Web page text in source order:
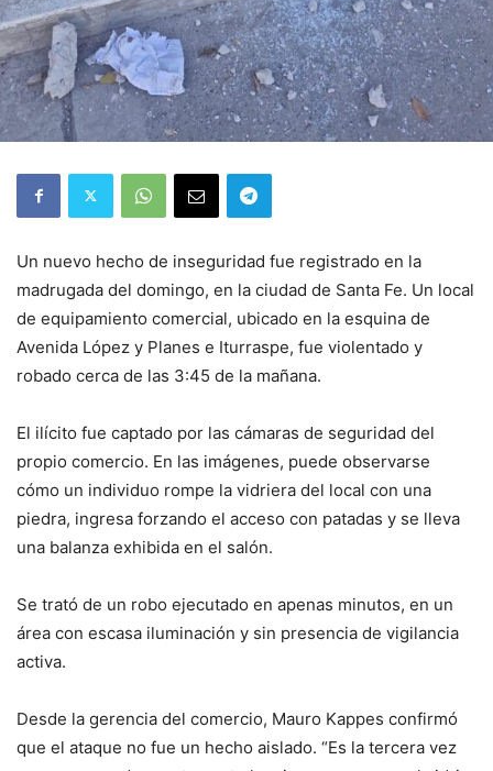
Un nuevo hecho de inseguridad fue registrado en la
madrugada del domingo, en la ciudad de Santa Fe. Un local
de equipamiento comercial, ubicado en la esquina de
Avenida López y Planes e Iturraspe, fue violentado y
robado cerca de las 3:45 de la mañana.
El ilícito fue captado por las cámaras de seguridad del
propio comercio. En las imágenes, puede observarse
cómo un individuo rompe la vidriera del local con una
piedra, ingresa forzando el acceso con patadas y se lleva
una balanza exhibida en el salón.
Se trató de un robo ejecutado en apenas minutos, en un
área con escasa iluminación y sin presencia de vigilancia
activa.
Desde la gerencia del comercio, Mauro Kappes confirmó
que el ataque no fue un hecho aislado. “Es la tercera vez